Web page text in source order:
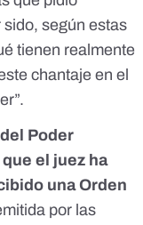
según estas
tienen realmente
chantaje en el
Poder
el juez ha
una Orden
por las